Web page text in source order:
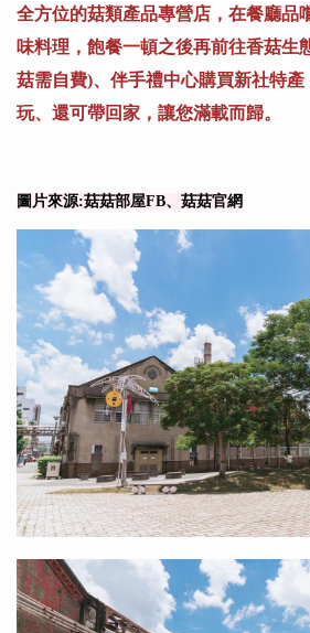
全方位的菇類產品專營店，在餐廳品
味料理，飽餐一頓之後再前往香菇生
菇需自費)、伴手禮中心購買新社特
玩、還可帶回家，讓您滿載而歸。
圖片來源:菇菇部屋FB、菇菇官網